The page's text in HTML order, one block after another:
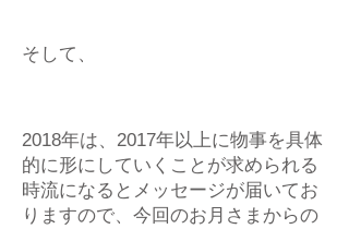
そして、
2018年は、2017年以上に物事を具体
的に形にしていくことが求められる
時流になるとメッセージが届いてお
りますので、今回のお月さまからの